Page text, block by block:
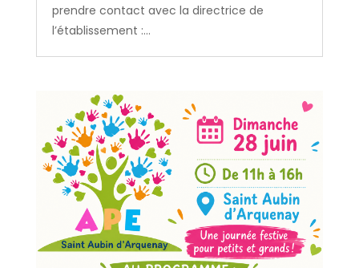
prendre contact avec la directrice de
l’établissement :...